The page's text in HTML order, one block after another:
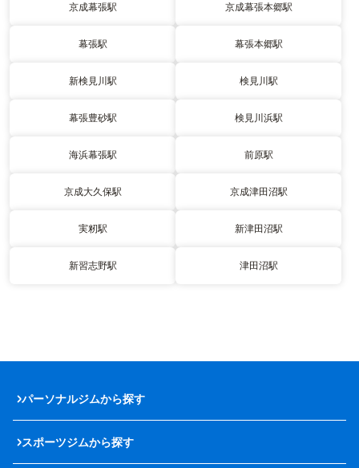
京成幕張駅 京成幕張本郷駅
幕張駅 幕張本郷駅
新検見川駅 検見川駅
幕張豊砂駅 検見川浜駅
海浜幕張駅 前原駅
京成大久保駅 京成津田沼駅
実籾駅 新津田沼駅
新習志野駅 津田沼駅
パーソナルジムから探す
スポーツジムから探す